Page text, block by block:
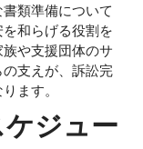
類準備について
和らげる役割を
や支援団体のサ
支えが、訴訟完
ます。
ジュー